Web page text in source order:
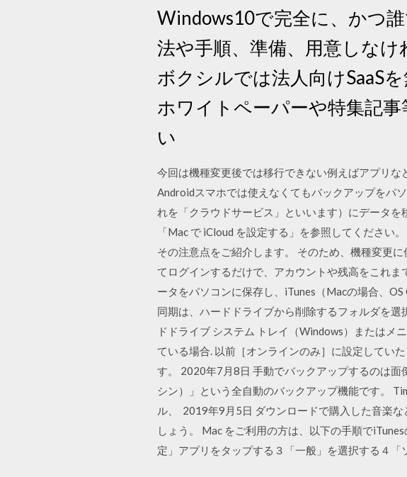
Windows10で完全に、かつ
法や手順、準備、用意しな
ボクシルでは法人向けSaaS
ホワイトペーパーや特集記
い
今回は機種変更後では移行できない例えばアプリな
Androidスマホでは使えなくてもバックアップをパ
れを「クラウドサービス」といいます）にデータ
「Mac で iCloud を設定する」を参照してください
その注意点をご紹介します。 そのため、機種変更
てログインするだけで、アカウントや残高をこれ
ータをパソコンに保存し、iTunes（Macの場合、
同期は、ハードドライブから削除するフォルダを
ドドライブ システム トレイ（Windows）またはメ
ている場合. 以前［オンラインのみ］に設定してい
す。 2020年7月8日 手動でバックアップするのは
シン）」という全自動のバックアップ機能です。
ル、 2019年9月5日 ダウンロードで購入した音楽
しょう。 Mac をご利用の方は、以下の手順で
定」アプリをタップする３「一般」を選択する４「